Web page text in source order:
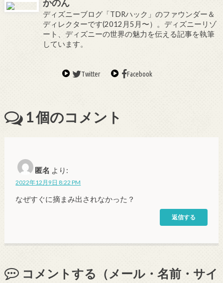
かのん
ディズニーブログ「TDRハック」のファウンダー＆
ディレクターです(2012月5月〜）。ディズニーリゾ
ート、ディズニーの世界の魅力を伝える記事を執筆
しています。
Twitter Facebook
1個のコメント
匿名 より:
2022年12月9日 8:22 PM
なぜすぐに摘まみ出されなかった？
返信する
コメントする（メール・名前・サイ